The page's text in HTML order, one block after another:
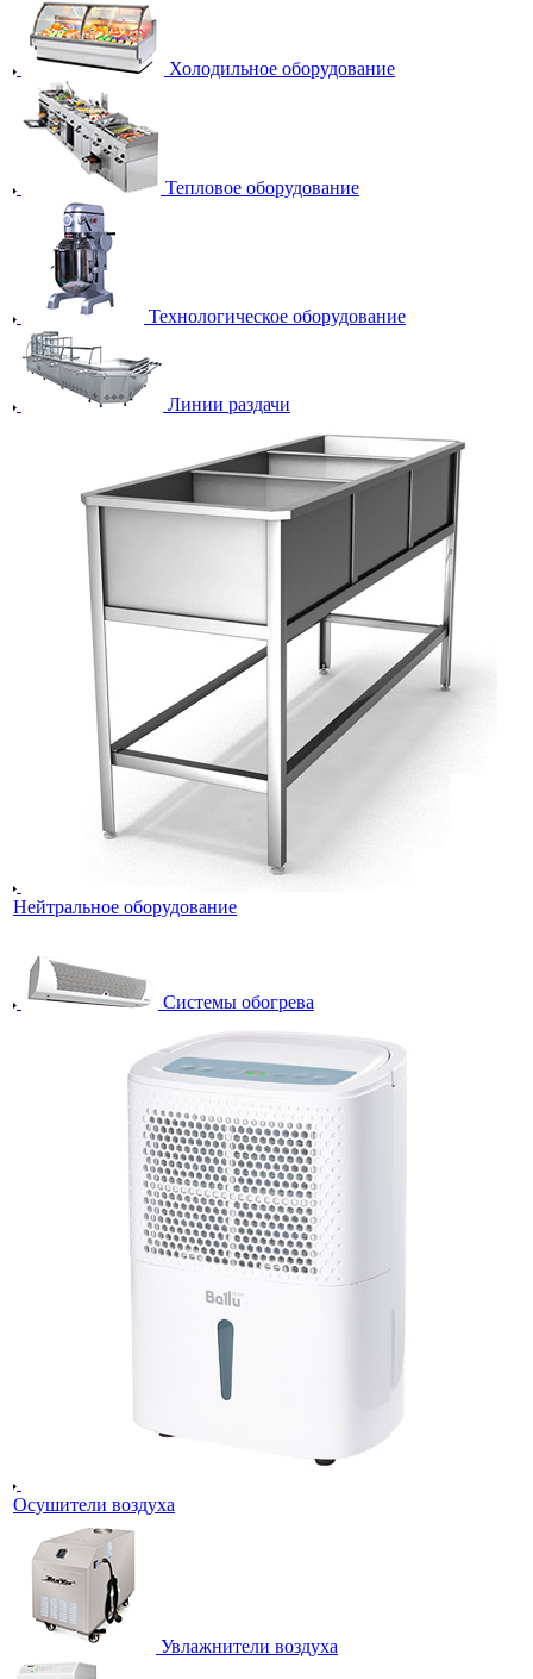
Холодильное оборудование
Тепловое оборудование
Технологическое оборудование
Линии раздачи
Нейтральное оборудование
Системы обогрева
Осушители воздуха
Увлажнители воздуха